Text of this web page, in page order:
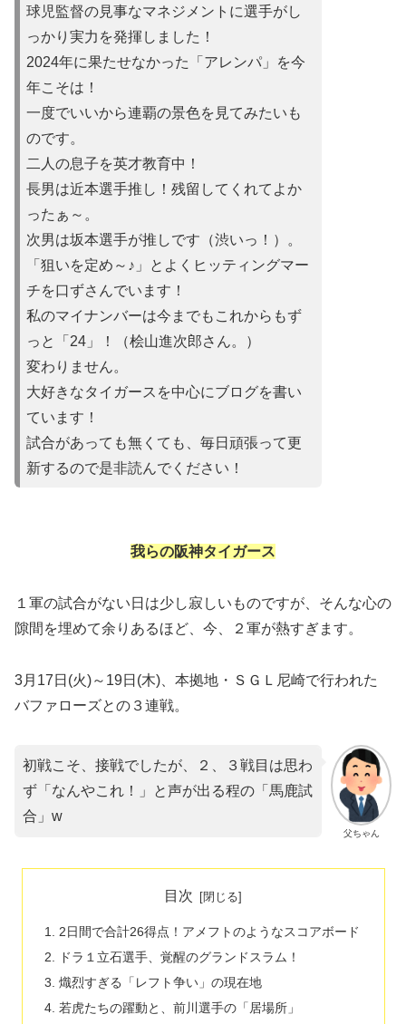
球児監督の見事なマネジメントに選手がし
っかり実力を発揮しました！
2024年に果たせなかった「アレンパ」を今
年こそは！
一度でいいから連覇の景色を見てみたいも
のです。
二人の息子を英才教育中！
長男は近本選手推し！残留してくれてよか
ったぁ～。
次男は坂本選手が推しです（渋いっ！）。
「狙いを定め～♪」とよくヒッティングマー
チを口ずさんでいます！
私のマイナンバーは今までもこれからもず
っと「24」！（桧山進次郎さん。）
変わりません。
大好きなタイガースを中心にブログを書い
ています！
試合があっても無くても、毎日頑張って更
新するので是非読んでください！
我らの阪神タイガース
１軍の試合がない日は少し寂しいものですが、そんな心の
隙間を埋めて余りあるほど、今、２軍が熱すぎます。
​3月17日(火)～19日(木)、本拠地・ＳＧＬ尼崎で行われた
バファローズとの３連戦。
父ちゃん
初戦こそ、接戦でしたが、２、３戦目は思わ
ず「なんやこれ！」と声が出る程の「馬鹿試
合」w
目次
2日間で合計26得点！アメフトのようなスコアボード
​ドラ１立石選手、覚醒のグランドスラム！
熾烈すぎる「レフト争い」の現在地
若虎たちの躍動と、前川選手の「居場所」